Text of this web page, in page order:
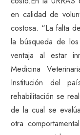
en calidad de
costosa. “La falta
la búsqueda de
ventaja al estar
Medicina
Institución del
rehabilitación se
de la cual se
otra